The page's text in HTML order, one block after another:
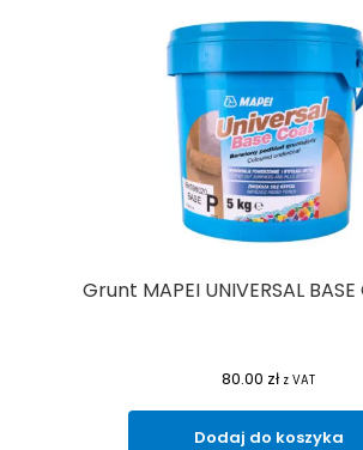
Grunt MAPEI UNIVERSAL
80.00 zł z VAT
Dodaj do koszyka